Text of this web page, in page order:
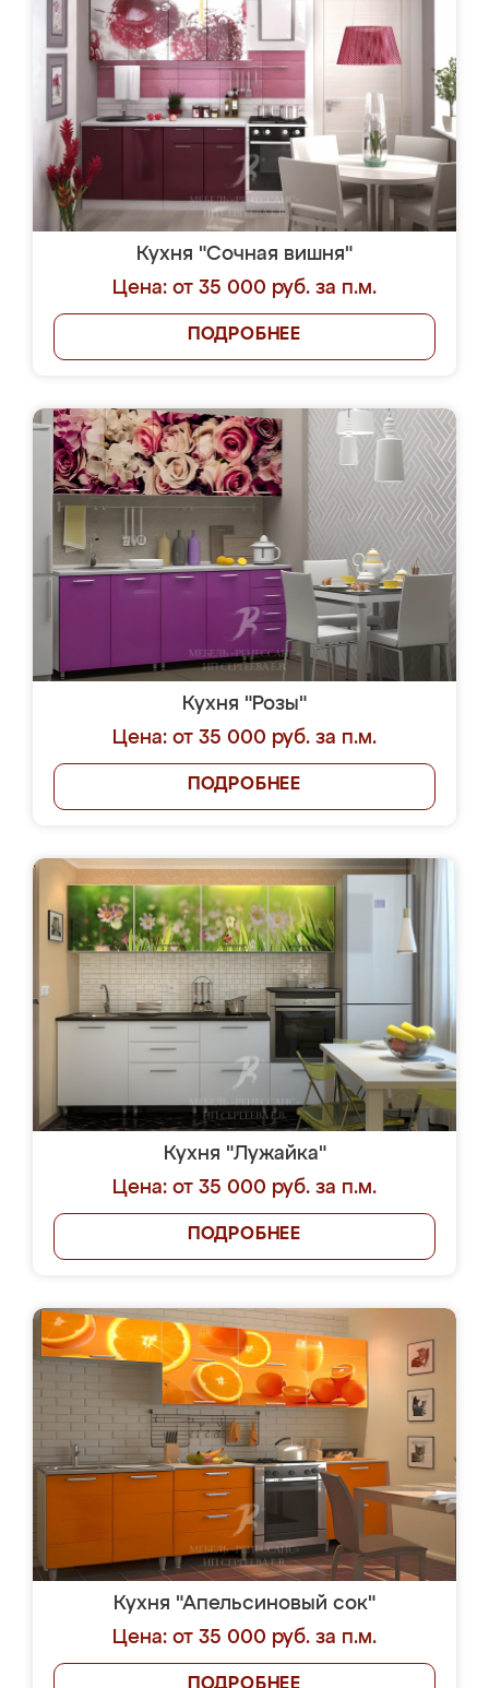
Кухня "Сочная вишня"
Цена: от 35 000 руб. за п.м.
ПОДРОБНЕЕ
Кухня "Розы"
Цена: от 35 000 руб. за п.м.
ПОДРОБНЕЕ
Кухня "Лужайка"
Цена: от 35 000 руб. за п.м.
ПОДРОБНЕЕ
Кухня "Апельсиновый сок"
Цена: от 35 000 руб. за п.м.